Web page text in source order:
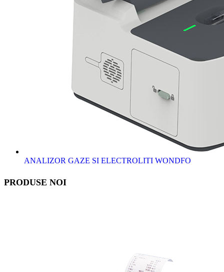
ANALIZOR GAZE SI ELECTROLITI WONDFO
PRODUSE NOI